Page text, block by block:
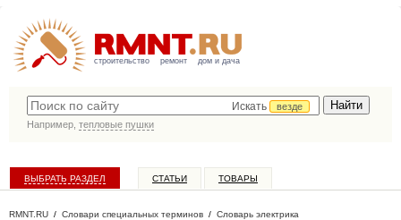
строительство ремонт дом и дача
Искать
везде
Например, тепловые пушки
ВЫБРАТЬ РАЗДЕЛ СТАТЬИ ТОВАРЫ
RMNT.RU / Словари специальных терминов / Словарь электрика